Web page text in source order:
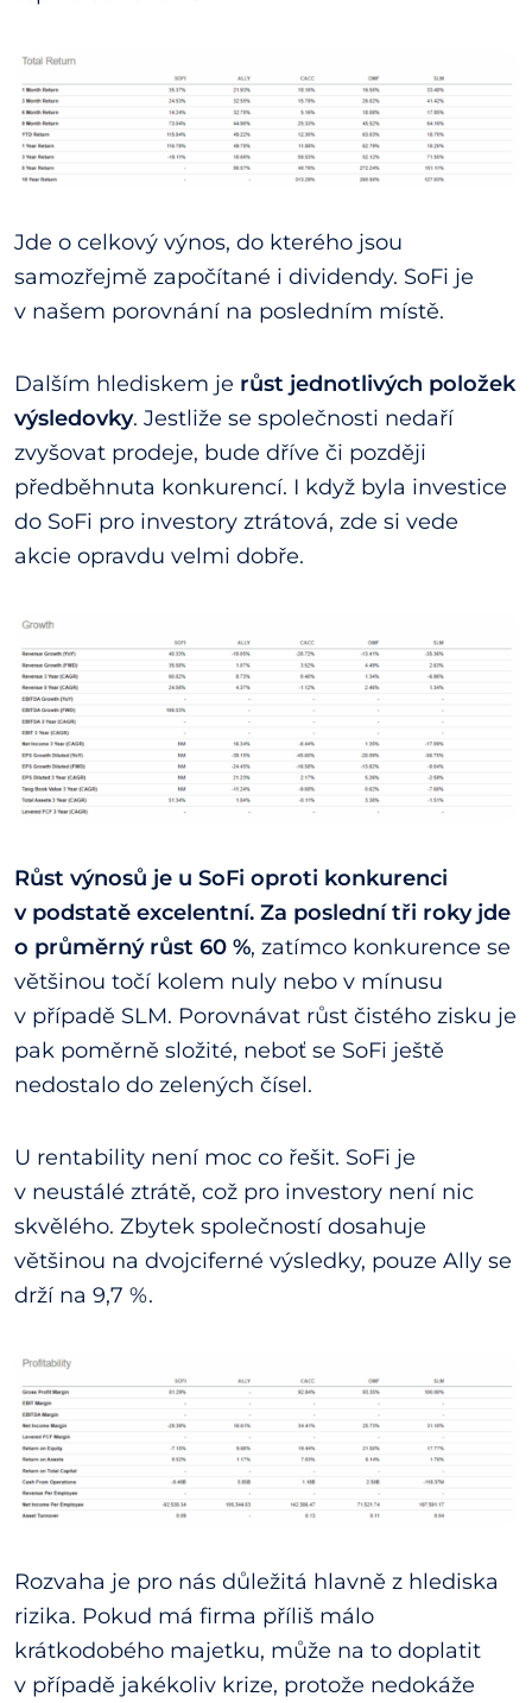
Jde o celkový výnos, do kterého jsou
samozřejmě započítané i dividendy. SoFi je
v našem porovnání na posledním místě.
Dalším hlediskem je růst jednotlivých položek
výsledovky. Jestliže se společnosti nedaří
zvyšovat prodeje, bude dříve či později
předběhnuta konkurencí. I když byla investice
do SoFi pro investory ztrátová, zde si vede
akcie opravdu velmi dobře.
Růst výnosů je u SoFi oproti konkurenci
v podstatě excelentní. Za poslední tři roky jde
o průměrný růst 60 %, zatímco konkurence se
většinou točí kolem nuly nebo v mínusu
v případě SLM. Porovnávat růst čistého zisku je
pak poměrně složité, neboť se SoFi ještě
nedostalo do zelených čísel.
U rentability není moc co řešit. SoFi je
v neustálé ztrátě, což pro investory není nic
skvělého. Zbytek společností dosahuje
většinou na dvojciferné výsledky, pouze Ally se
drží na 9,7 %.
Rozvaha je pro nás důležitá hlavně z hlediska
rizika. Pokud má firma příliš málo
krátkodobého majetku, může na to doplatit
v případě jakékoliv krize, protože nedokáže